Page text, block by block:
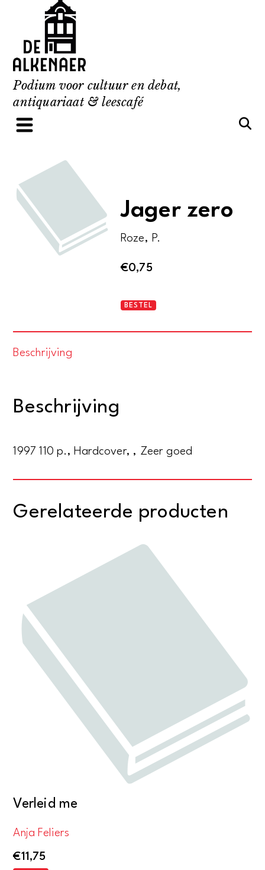
content
Podium voor cultuur en debat,
antiquariaat & leescafé
Jager zero
Roze, P.
€0,75
Jager
BESTEL
Beschrijving
Beschrijving
1997 110 p., Hardcover, , Zeer goed
Gerelateerde producten
Verleid me
Anja Feliers
€11,75